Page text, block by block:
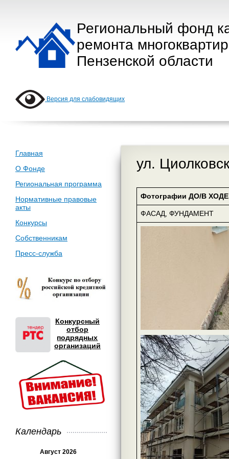
Региональный фонд
ремонта
Пензенской области
Версия для слабовидящих
Главная
О Фонде
Региональная программа
Нормативные правовые
акты
Конкурсы
Собственникам
Пресс-служба
Конкурсный
отбор
подрядных
организаций
Календарь
Август 2026
ул.
Фотографии ДО/В ХОДЕ
ФАСАД, ФУНДАМЕНТ